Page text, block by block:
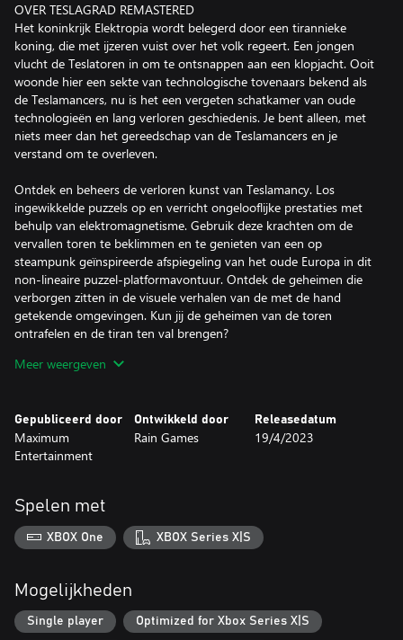
OVER TESLAGRAD REMASTERED
Het koninkrijk Elektropia wordt belegerd door een tirannieke
koning, die met ijzeren vuist over het volk regeert. Een jongen
vlucht de Teslatoren in om te ontsnappen aan een klopjacht. Ooit
woonde hier een sekte van technologische tovenaars bekend als
de Teslamancers, nu is het een vergeten schatkamer van oude
technologieën en lang verloren geschiedenis. Je bent alleen, met
niets meer dan het gereedschap van de Teslamancers en je
verstand om te overleven.
Ontdek en beheers de verloren kunst van Teslamancy. Los
ingewikkelde puzzels op en verricht ongelooflijke prestaties met
behulp van elektromagnetisme. Gebruik deze krachten om de
vervallen toren te beklimmen en te genieten van een op
steampunk geïnspireerde afspiegeling van het oude Europa in dit
non-lineaire puzzel-platformavontuur. Ontdek de geheimen die
verborgen zitten in de visuele verhalen van de met de hand
getekende omgevingen. Kun jij de geheimen van de toren
ontrafelen en de tiran ten val brengen?
BELANGRIJKSTE KENMERKEN
zal niet eenvoudig zijn om de gevaren van de Teslatoren te
overleven!
• Verken! - Baan je een weg door een rijke, met de hand
reist, en onderweg nieuwe voorwerpen en vaardigheden oppikt.
• Visueel verhaal! - Er ontvouwt zich een lang vergeten verhaal
door deze unieke vertelwijze. Geen dialoog, tussenfilmpjes, tekst,
laadschermen of onderbrekingen. De wereld spreekt voor zich!
duistere en briljante interpretatie van het oude Europa door een
Steampunk-bril.
Meer weergeven
Gepubliceerd door
Maximum
Entertainment
Ontwikkeld door
Rain Games
Releasedatum
19/4/2023
Spelen met
XBOX One XBOX Series X|S
Mogelijkheden
Single player Optimized for Xbox Series X|S